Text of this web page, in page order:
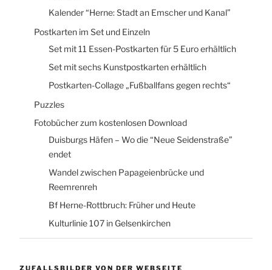
Kalender “Herne: Stadt an Emscher und Kanal”
Postkarten im Set und Einzeln
Set mit 11 Essen-Postkarten für 5 Euro erhältlich
Set mit sechs Kunstpostkarten erhältlich
Postkarten-Collage „Fußballfans gegen rechts“
Puzzles
Fotobücher zum kostenlosen Download
Duisburgs Häfen – Wo die “Neue Seidenstraße”
endet
Wandel zwischen Papageienbrücke und
Reemrenreh
Bf Herne-Rottbruch: Früher und Heute
Kulturlinie 107 in Gelsenkirchen
ZUFALLSBILDER VON DER WEBSEITE